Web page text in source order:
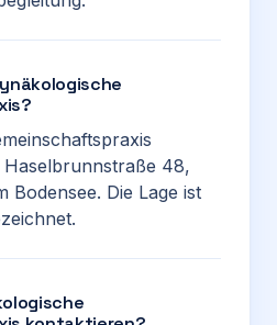
48,
Bodensee. Die Lage ist